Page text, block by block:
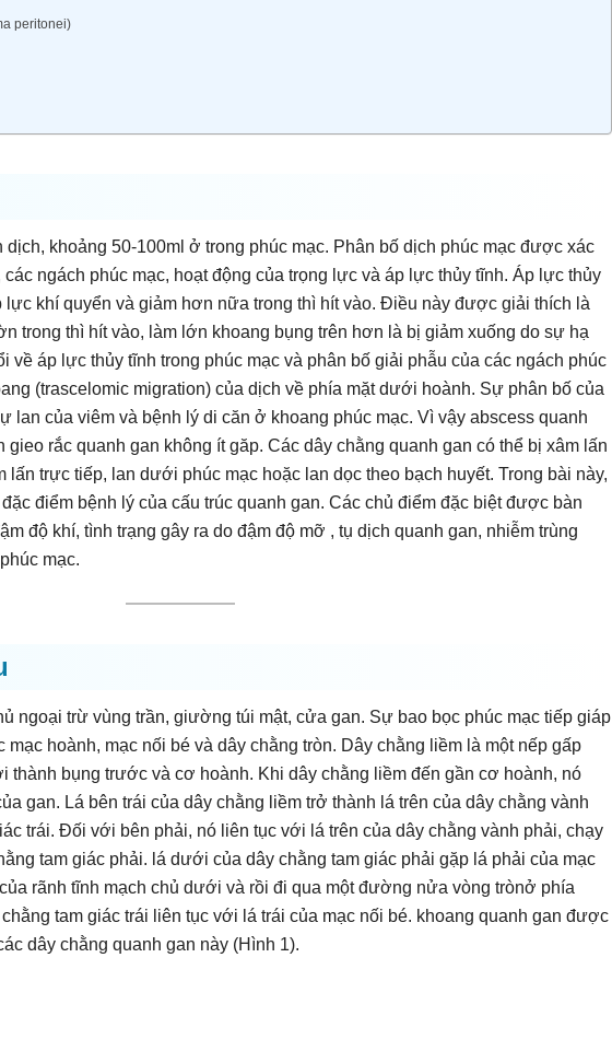
peritonei)
khoảng 50-100ml ở trong phúc mạc. Phân bố dịch phúc mạc được xác
ngách phúc mạc, hoạt động của trọng lực và áp lực thủy tĩnh. Áp lực thủy
khí quyển và giảm hơn nữa trong thì hít vào. Điều này được giải thích là
trong thì hít vào, làm lớn khoang bụng trên hơn là bị giảm xuống do sự hạ
về áp lực thủy tĩnh trong phúc mạc và phân bố giải phẫu của các ngách phúc
(trascelomic migration) của dịch về phía mặt dưới hoành. Sự phân bố của
lan của viêm và bệnh lý di căn ở khoang phúc mạc. Vì vậy abscess quanh
gieo rắc quanh gan không ít găp. Các dây chằng quanh gan có thể bị xâm lấn
lấn trực tiếp, lan dưới phúc mạc hoặc lan dọc theo bạch huyết. Trong bài này,
điểm bệnh lý của cấu trúc quanh gan. Các chủ điểm đặc biệt được bàn
độ khí, tình trạng gây ra do đậm độ mỡ , tụ dịch quanh gan, nhiễm trùng
mạc.
ngoại trừ vùng trần, giường túi mật, cửa gan. Sự bao bọc phúc mạc tiếp giáp
hoành, mạc nối bé và dây chằng tròn. Dây chằng liềm là một nếp gấp
thành bụng trước và cơ hoành. Khi dây chằng liềm đến gần cơ hoành, nó
gan. Lá bên trái của dây chằng liềm trở thành lá trên của dây chằng vành
trái. Đối với bên phải, nó liên tục với lá trên của dây chằng vành phải, chạy
tam giác phải. lá dưới của dây chằng tam giác phải gặp lá phải của mạc
rãnh tĩnh mạch chủ dưới và rồi đi qua một đường nửa vòng trònở phía
tam giác trái liên tục với lá trái của mạc nối bé. khoang quanh gan được
dây chằng quanh gan này (Hình 1).